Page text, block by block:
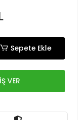
Sepete Ekle
VER